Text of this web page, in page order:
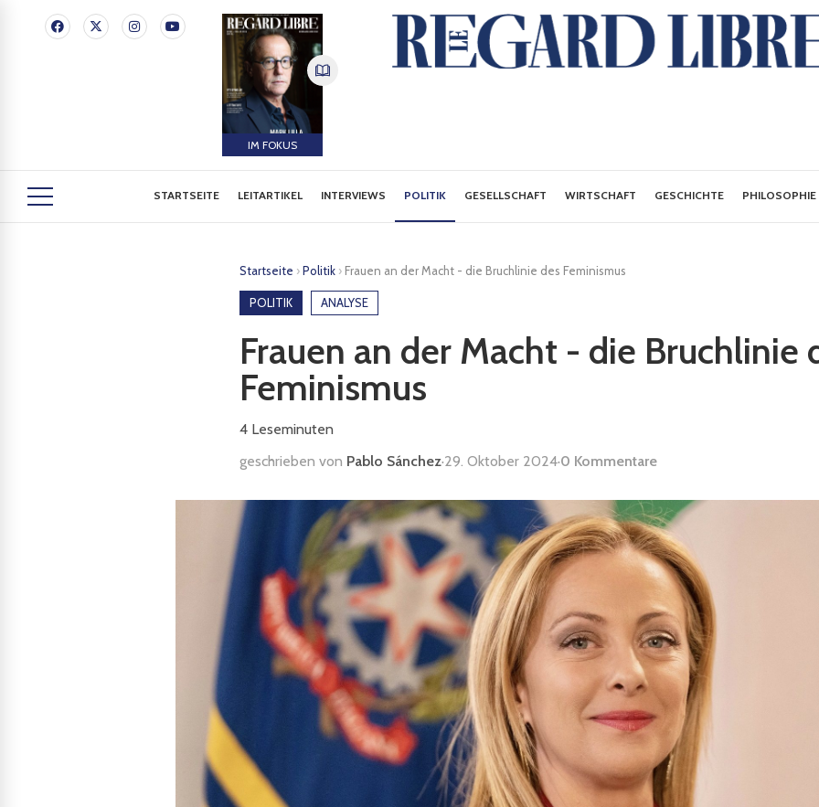
IM FOKUS
STARTSEITE LEITARTIKEL INTERVIEWS POLITIK GESELLSCHAFT WIRTSCHAFT GESCHICHTE PHILOSOPHIE
Startseite ›Politik › Frauen an der Macht - die Bruchlinie des Feminismus
POLITIK ANALYSE
Frauen an der Macht - die Bruchlinie
Feminismus
4 Leseminuten
geschrieben von Pablo Sánchez·29. Oktober 2024·0 Kommentare